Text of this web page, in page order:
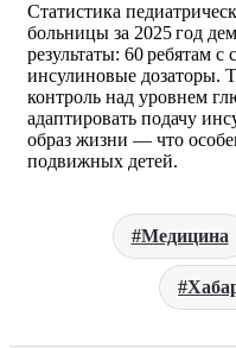
Статистика
больницы за 2025 год
результаты: 60 ребятам
инсулиновые дозаторы.
контроль над уровнем
адаптировать подачу
образ жизни — что
подвижных детей.
Медицина